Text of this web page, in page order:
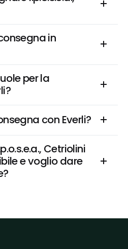
in
per la
con Everli?
Cetriolini
e voglio dare